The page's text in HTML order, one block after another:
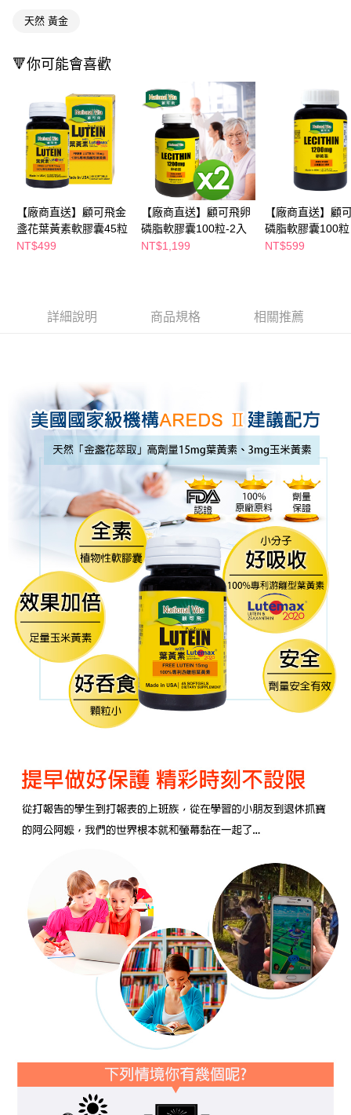
２．訂單成立數日內，您將收到繳費通知簡訊。
※ 請注意：結帳手續完成當下不需立刻繳費，但若您需要取消訂單，請聯絡
購買商品的店家。未經商家同意取消之訂單仍視為有效，需透過AFTEE先享
※ 交易是否成功請以「AFTEE先享後付 」之結帳頁面顯示為準，若有關於
是否繳費成功／繳費後需取消欲退款等相關疑問，請聯繫「AFTEE先享後付
客戶支援中心」https://netprotections.freshdesk.com/support/home
【注意事項】
１．透過由恩沛科技股份有限公司提供之「AFTEE先享後付」服務完成之交
易，需依本服務之必要範圍內提供個人資料，並將交易相關給付款項請求債
２．關於個人資料處理事宜，請瀏覽以下網址：
https://aftee.tw/terms/#terms3
３．未成年的使用者請事先徵得法定代理人或監護人之同意方可使用
請求用戶進行身份認證。
天然 黃金
🔻你可能會喜歡
【廠商直送】顧可飛金
盞花葉黃素軟膠囊45粒
NT$499
【廠商直送】顧可飛卵
磷脂軟膠囊100粒-2入
NT$1,199
【廠商直送】顧
磷脂軟膠囊100粒
NT$599
詳細說明 商品規格 相關推薦